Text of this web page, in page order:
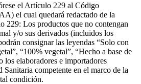
el Artículo 229 al Código
el cual quedará redactado de la
229: Los productos que no contengan
y/o sus derivados (incluidos los
consignar las leyendas “Solo con
“100% vegetal”, “Hecho a base de
los elaboradores e importadores
Sanitaria competente en el marco de la
condición.